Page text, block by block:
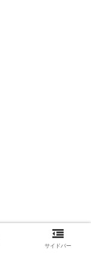
サイドバー